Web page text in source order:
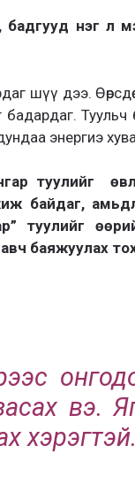
нэг л
шүү дээ.
Туульч
энергиэ
туулийг
байдаг,
туулийг
баяжуулах
засах вэ.